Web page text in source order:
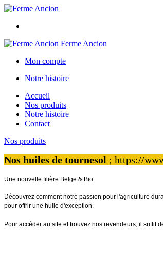
Ferme Ancion
Mon compte
Notre histoire
Accueil
Nos produits
Notre histoire
Contact
Nos produits
Nos huiles de tournesol ; https://
Une nouvelle filière Belge & Bio
Découvrez comment notre passion pour l'agriculture
pour offrir une huile d'exception.
Pour accéder au site et trouvez nos revendeurs, il suffit